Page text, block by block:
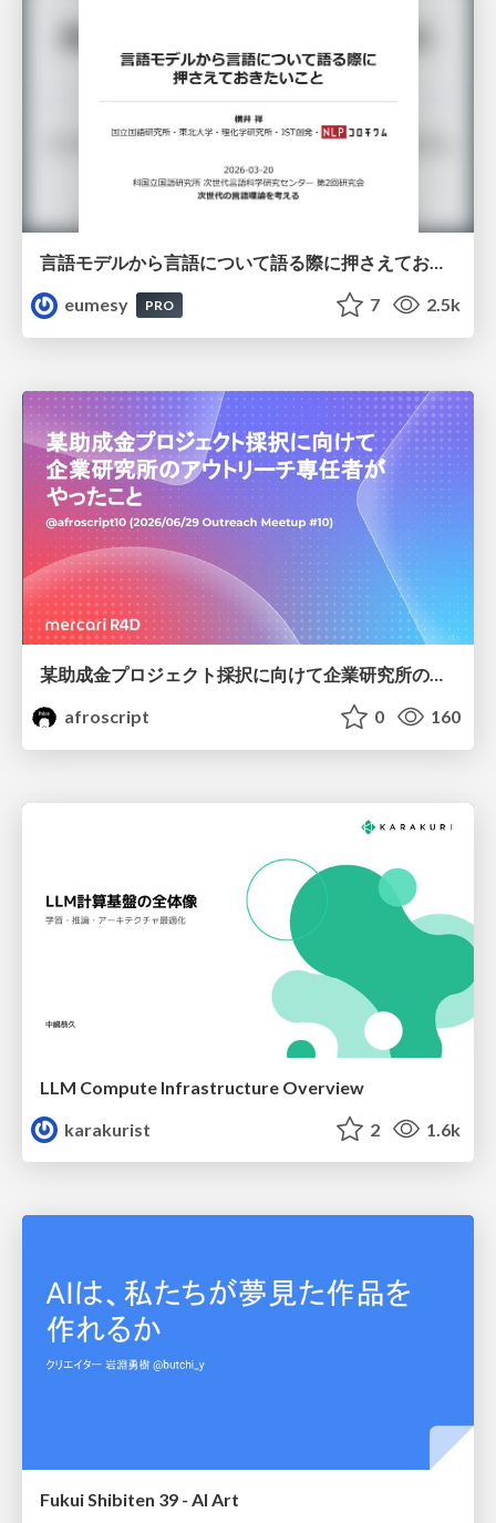
eumesy
PRO 7 2.5k
某助成金プロジェクト採択に向けて企業研究所のアウトリーチ専任者がやったこと
afroscript
0 160
LLM Compute Infrastructure Overview
karakurist
2 1.6k
Fukui Shibiten 39 - AI Art